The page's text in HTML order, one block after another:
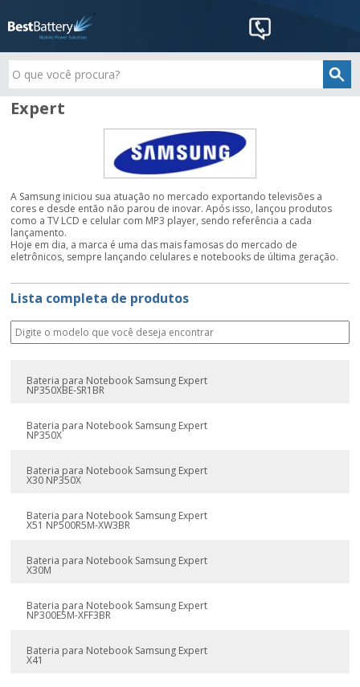
Expert
A Samsung iniciou sua atuação no mercado exportando televisões a
cores e desde então não parou de inovar. Após isso, lançou produtos
como a TV LCD e celular com MP3 player, sendo referência a cada
lançamento.
Hoje em dia, a marca é uma das mais famosas do mercado de
eletrônicos, sempre lançando celulares e notebooks de última geração.
Lista completa de produtos
Bateria para Notebook Samsung Expert
NP350XBE-SR1BR
Bateria para Notebook Samsung Expert
NP350X
Bateria para Notebook Samsung Expert
X30 NP350X
Bateria para Notebook Samsung Expert
X51 NP500R5M-XW3BR
Bateria para Notebook Samsung Expert
X30M
Bateria para Notebook Samsung Expert
NP300E5M-XFF3BR
Bateria para Notebook Samsung Expert
X41